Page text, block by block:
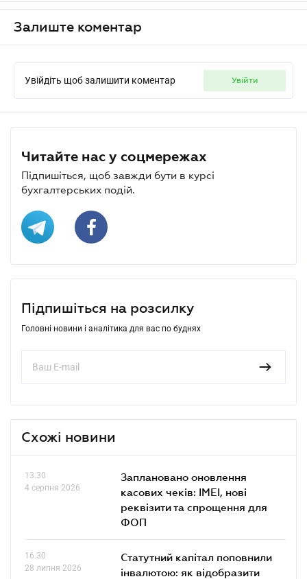
Залиште коментар
Увійдіть щоб залишити коментар увійти
Читайте нас у соцмережах
Підпишіться, щоб завжди бути в курсі
бухгалтерських подій.
Підпишіться на розсилку
Головні новини і аналітика для вас по буднях
Схожі новини
13.30
4 серпня 2026
Заплановано оновлення
касових чеків: IMEI, нові
реквізити та спрощення для
ФОП
16.30
28 липня 2026
Статутний капітал поповнили
інвалютою: як відобразити